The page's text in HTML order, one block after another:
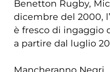
Benetton Rugby,
dicembre del 2000,
è fresco di ingaggio
a partire dal luglio
Mancheranno Negri,